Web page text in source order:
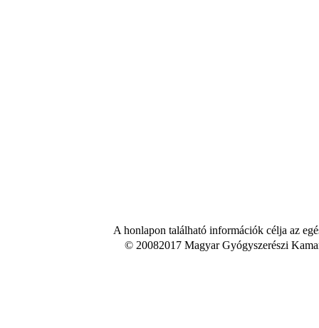
A honlapon található információk célja az
© 20082017 Magyar Gyógyszerészi